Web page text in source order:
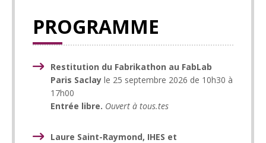
PROGRAMME
Restitution du Fabrikathon au FabLab
Paris Saclay le 25 septembre 2026 de 10h30 à
17h00
Entrée libre. Ouvert à tous.tes
Laure Saint-Raymond, IHES et